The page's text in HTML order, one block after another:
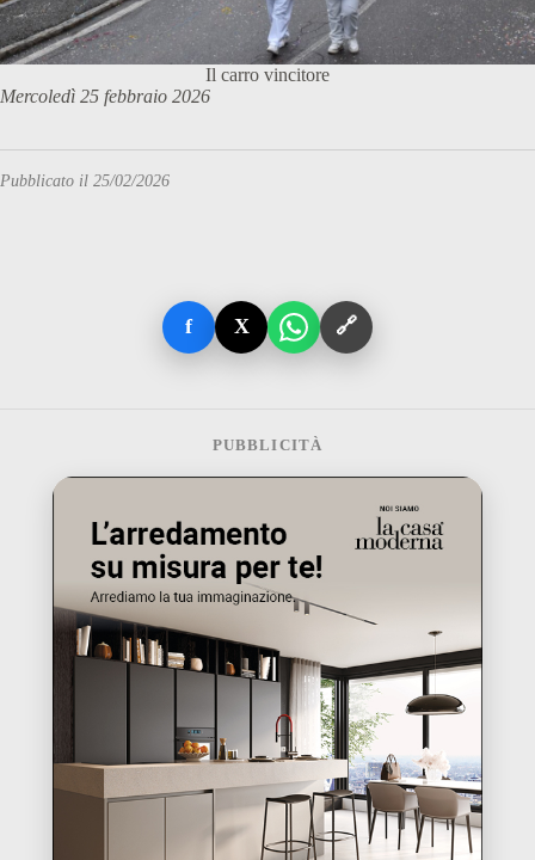
Il carro vincitore
Mercoledì 25 febbraio 2026
Pubblicato il 25/02/2026
f X 🔗
PUBBLICITÀ